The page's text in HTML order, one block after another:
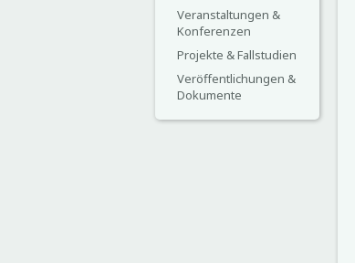
Veranstaltungen &
Konferenzen
Projekte & Fallstudien
Veröffentlichungen &
Dokumente